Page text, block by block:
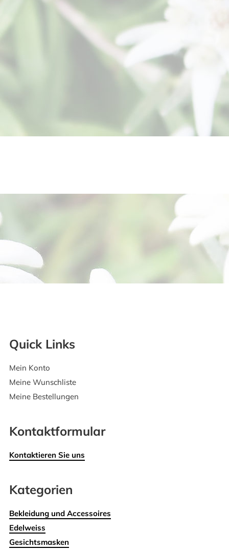
Quick Links
Mein Konto
Meine Wunschliste
Meine Bestellungen
Kontaktformular
Kontaktieren Sie uns
Kategorien
Bekleidung und Accessoires
Edelweiss
Gesichtsmasken